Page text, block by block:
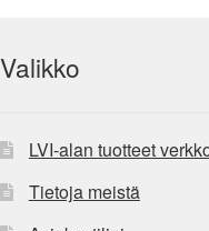
Valikko
LVI-alan tuotteet
Tietoja meistä